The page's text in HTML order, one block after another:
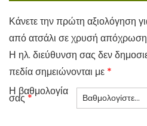
Κάνετε την πρώτη αξιολόγηση
από ατσάλι σε χρυσή
Η ηλ. διεύθυνση σας δεν
πεδία σημειώνονται με *
Η βαθμολογία
σας*